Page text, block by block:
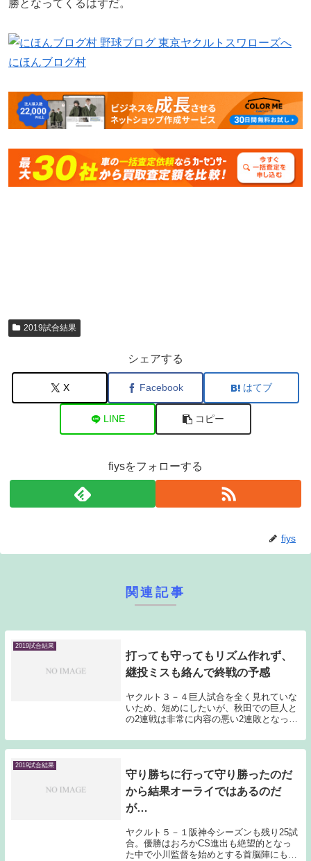
勝となってくるはずだ。
にほんブログ村
2019試合結果
シェアする
X Facebook はてブ
LINE コピー
fiysをフォローする
fiys
関連記事
2019試合結果
打っても守ってもリズム作れず、
継投ミスも絡んで終戦の予感
ヤクルト３－４巨人試合を全く見れていな
いため、短めにしたいが、秋田での巨人と
の2連戦は非常に内容の悪い2連敗となって
は、2017年シーズンとは違っていると感じ
たため、まだまだ巻き返せるという記事を
2019試合結果
守り勝ちに行って守り勝ったのだ
から結果オーライではあるのだ
が…
ヤクルト５－１阪神今シーズンも残り25試
合。優勝はおろかCS進出も絶望的となっ
た中で小川監督を始めとする首脳陣にも